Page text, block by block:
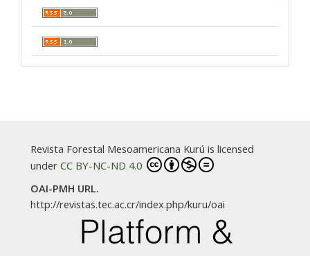
Revista Forestal Mesoamericana Kurú is licensed
underCC BY-NC-ND 4.0
OAI-PMH URL.
http://revistas.tec.ac.cr/index.php/kuru/oai